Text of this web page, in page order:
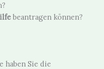
beantragen können?
haben Sie die